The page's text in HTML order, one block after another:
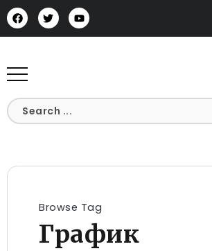
Browse Tag
График